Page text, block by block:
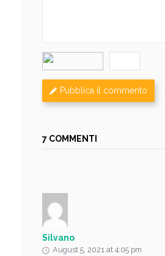
Pubblica il commento
7 COMMENTI
Silvano
August 5, 2021 at 4:05 pm